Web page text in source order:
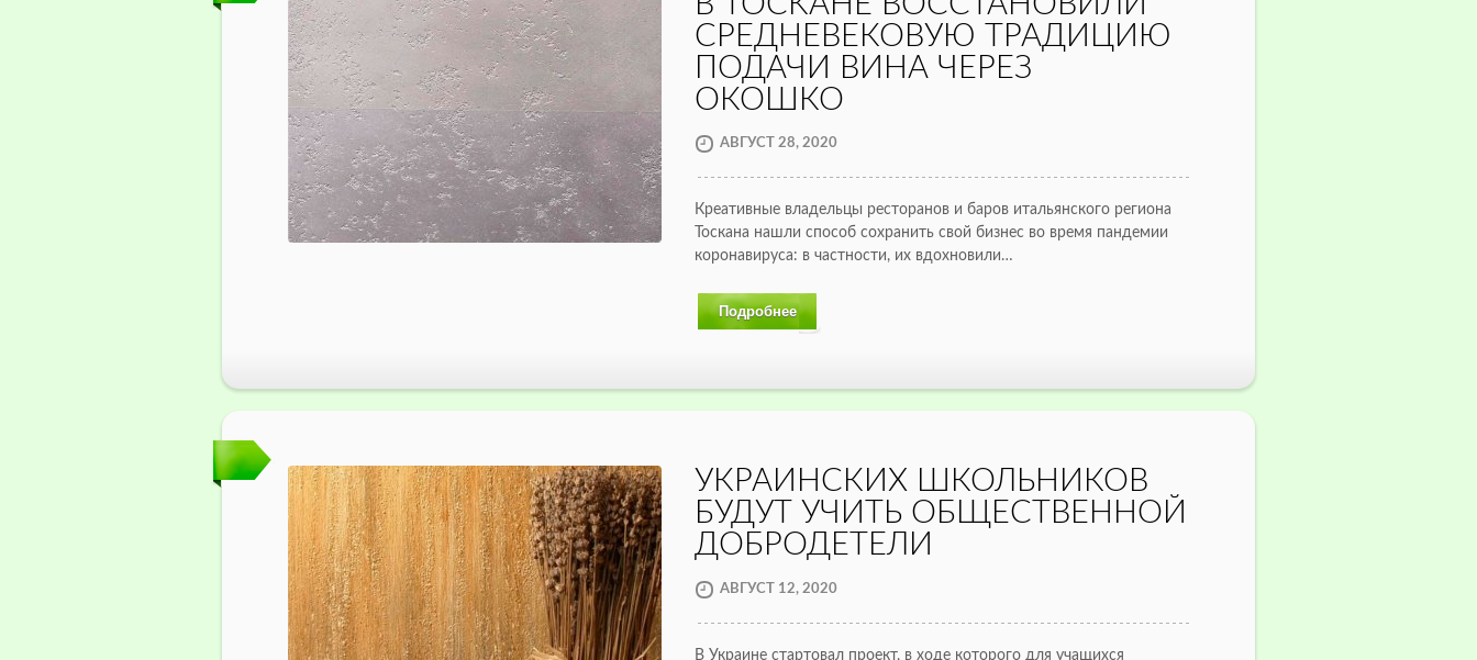
СРЕДНЕВЕКОВУЮ ТРАДИЦИЮ
ПОДАЧИ ВИНА ЧЕРЕЗ
ОКОШКО
АВГУСТ 28, 2020
Креативные владельцы ресторанов и баров итальянского региона
Тоскана нашли способ сохранить свой бизнес во время пандемии
коронавируса: в частности, их вдохновили…
Подробнее
УКРАИНСКИХ ШКОЛЬНИКОВ
БУДУТ УЧИТЬ ОБЩЕСТВЕННОЙ
ДОБРОДЕТЕЛИ
АВГУСТ 12, 2020
В Украине стартовал проект, в ходе которого для учащихся